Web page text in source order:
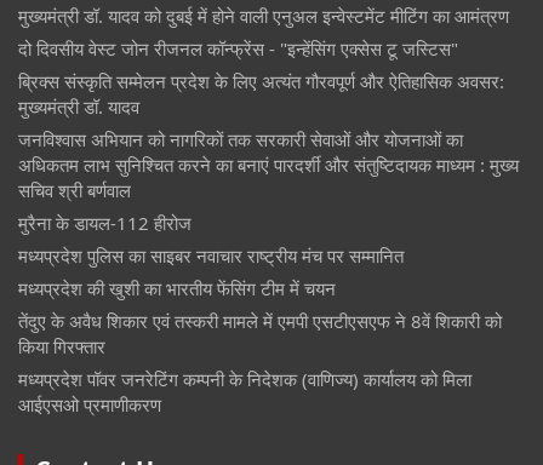
मुख्यमंत्री डॉ. यादव को दुबई में होने वाली एनुअल इन्वेस्टमेंट मीटिंग का आमंत्रण
दो दिवसीय वेस्ट जोन रीजनल कॉन्फ्रेंस - "इन्हेंसिंग एक्सेस टू जस्टिस"
ब्रिक्स संस्कृति सम्मेलन प्रदेश के लिए अत्यंत गौरवपूर्ण और ऐतिहासिक अवसर:
मुख्यमंत्री डॉ. यादव
जनविश्वास अभियान को नागरिकों तक सरकारी सेवाओं और योजनाओं का
अधिकतम लाभ सुनिश्चित करने का बनाएं पारदर्शी और संतुष्टिदायक माध्यम : मुख्य
सचिव श्री बर्णवाल
मुरैना के डायल-112 हीरोज
मध्यप्रदेश पुलिस का साइबर नवाचार राष्ट्रीय मंच पर सम्मानित
मध्यप्रदेश की खुशी का भारतीय फेंसिंग टीम में चयन
तेंदुए के अवैध शिकार एवं तस्करी मामले में एमपी एसटीएसएफ ने 8वें शिकारी को
किया गिरफ्तार
मध्यप्रदेश पॉवर जनरेटिंग कम्पनी के निदेशक (वाणिज्य) कार्यालय को मिला
आईएसओ प्रमाणीकरण